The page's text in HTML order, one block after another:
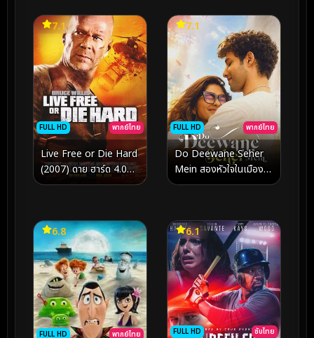
การดวลระดับโลก
FULL HD พากย์ไทย
7.1
Live Free or Die Hard
(2007) ดาย ฮาร์ด 4.0
ปลุกอึด…ตายยาก
FULL HD พากย์ไทย
7.1
Do Deewane Seher
Mein สองหัวใจในเมือง
ใหญ่ (2026)
FULL HD พากย์ไทย
6.8
FULL HD ซับไทย
6.1